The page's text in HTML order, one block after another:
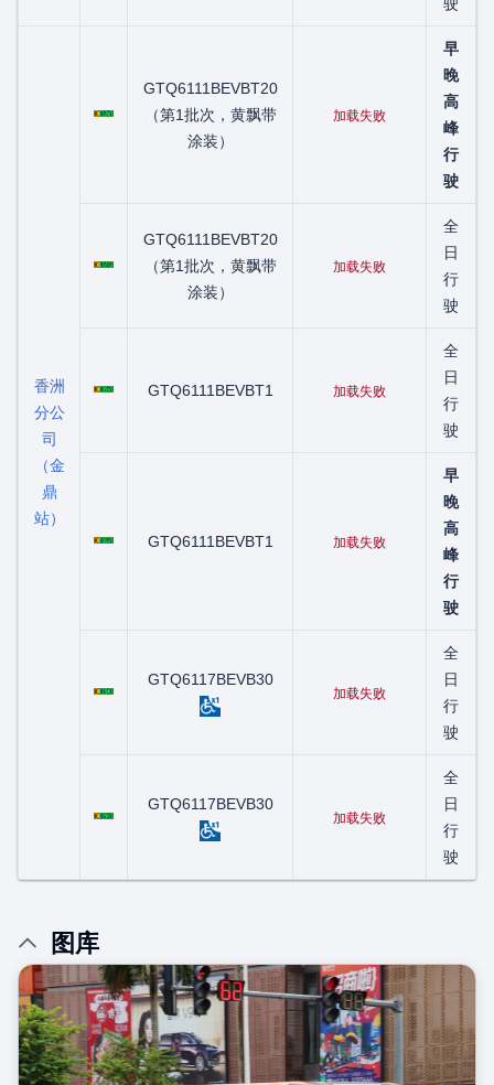
香洲
分公
司
（金
鼎
站）
粤C00575D
GTQ6111BEVBT20
（第1批次，黄飘带
涂装）
加载失败
早
晚
高
峰
行
驶
粤C00589D
GTQ6111BEVBT20
（第1批次，黄飘带
涂装）
加载失败
全
日
行
驶
GTQ6111BEVBT1 加载失败
全
日
行
驶
GTQ6111BEVBT1 加载失败
早
晚
高
峰
行
驶
粤C00710D
GTQ6117BEVB30
加载失败
全
日
行
驶
粤C00738D
GTQ6117BEVB30
加载失败
全
日
行
驶
图库